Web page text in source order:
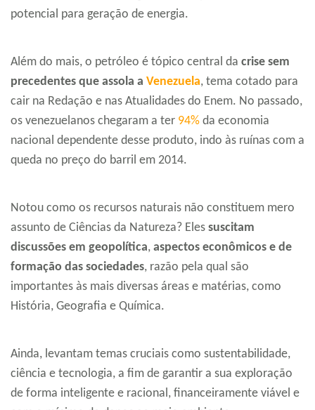
potencial para geração de energia.
Além do mais, o petróleo é tópico central da crise sem
precedentes que assola a Venezuela, tema cotado para
cair na Redação e nas Atualidades do Enem. No passado,
os venezuelanos chegaram a ter 94% da economia
nacional dependente desse produto, indo às ruínas com a
queda no preço do barril em 2014.
Notou como os recursos naturais não constituem mero
assunto de Ciências da Natureza? Eles suscitam
discussões em geopolítica, aspectos econômicos e de
formação das sociedades, razão pela qual são
importantes às mais diversas áreas e matérias, como
História, Geografia e Química.
Ainda, levantam temas cruciais como sustentabilidade,
ciência e tecnologia, a fim de garantir a sua exploração
de forma inteligente e racional, financeiramente viável e